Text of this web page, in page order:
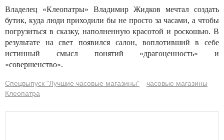
Владелец «Клеопатры» Владимир Жидков мечтал создать
бутик, куда люди приходили бы не просто за часами, а чтобы
погрузиться в сказку, наполненную красотой и роскошью. В
результате на свет появился салон, воплотивший в себе
истинный смысл понятий «драгоценность» и
«совершенство».
Спецвыпуск "Лучшие часовые магазины"
часовые магазины
Клеопатра